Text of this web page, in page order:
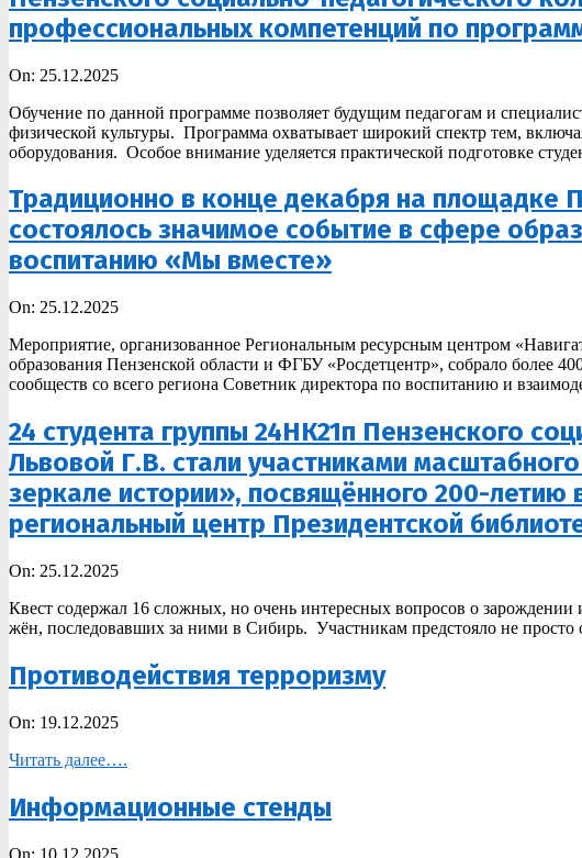
профессиональных компетенций по
2025-
25
On: 25.12.2025
Обучение по данной программе позволяет будущим педагогам и
физической культуры. Программа охватывает широкий спектр тем,
оборудования. Особое внимание уделяется практической подготовке
Традиционно в конце декабря на площадке
состоялось значимое событие в сфере
воспитанию «Мы вместе»
2025-
25
On: 25.12.2025
Мероприятие, организованное Региональным ресурсным центром
образования Пензенской области и ФГБУ «Росдетцентр», собрало более
сообществ со всего региона Советник директора по воспитанию и
24 студента группы 24НК21п Пензенского
Львовой Г.В. стали участниками
зеркале истории», посвящённого 200-летию
региональный центр Президентской
2025-
25
On: 25.12.2025
Квест содержал 16 сложных, но очень интересных вопросов о зарождении
жён, последовавших за ними в Сибирь. Участникам предстояло не
Противодействия терроризму
2025-
19
On: 19.12.2025
Читать далее….
Информационные стенды
2025-
On: 10.12.2025